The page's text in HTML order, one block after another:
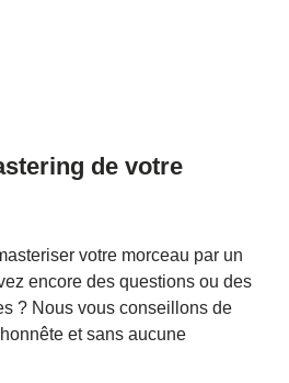
de votre
votre morceau par un
encore des questions ou des
? Nous vous conseillons de
et sans aucune